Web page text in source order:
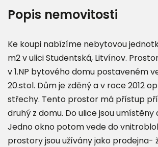
Popis nemovitosti
Ke koupi nabízíme nebytovou
m2 v ulici Studentská, Litvínov.
v 1.NP bytového domu postaveném
20.stol. Dům je zděný a v roce 2012
střechy. Tento prostor má přístup
druhý z domu. Do ulice jsou umístěny
Jedno okno potom vede do
prostory jsou užívány jako prodejna-